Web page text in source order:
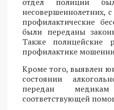
отдел полиции
несовершеннолетних,
профилактические
были переданы
Также полицейские
профилактике
Кроме того, выявлен
состоянии
передан
соответствующей